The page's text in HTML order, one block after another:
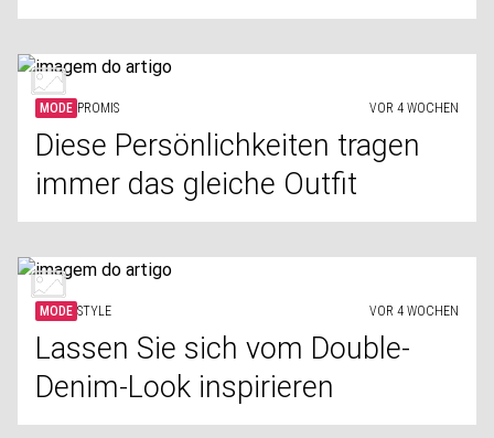
MODE PROMIS VOR 4 WOCHEN
Diese Persönlichkeiten tragen
immer das gleiche Outfit
MODE STYLE VOR 4 WOCHEN
Lassen Sie sich vom Double-
Denim-Look inspirieren